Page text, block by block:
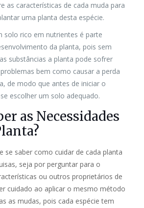
as características de cada muda para
uma planta desta espécie.
solo rico em nutrientes é parte
da planta, pois sem
substâncias a planta pode sofrer
bem como causar a perda
de modo que antes de iniciar o
escolher um solo adequado.
as Necessidades
se saber como cuidar de cada planta
seja por perguntar para o
ou outros proprietários de
cuidado ao aplicar o mesmo método
as mudas, pois cada espécie tem